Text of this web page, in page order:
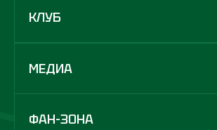
КЛУБ
МЕДИА
ФАН-ЗОНА